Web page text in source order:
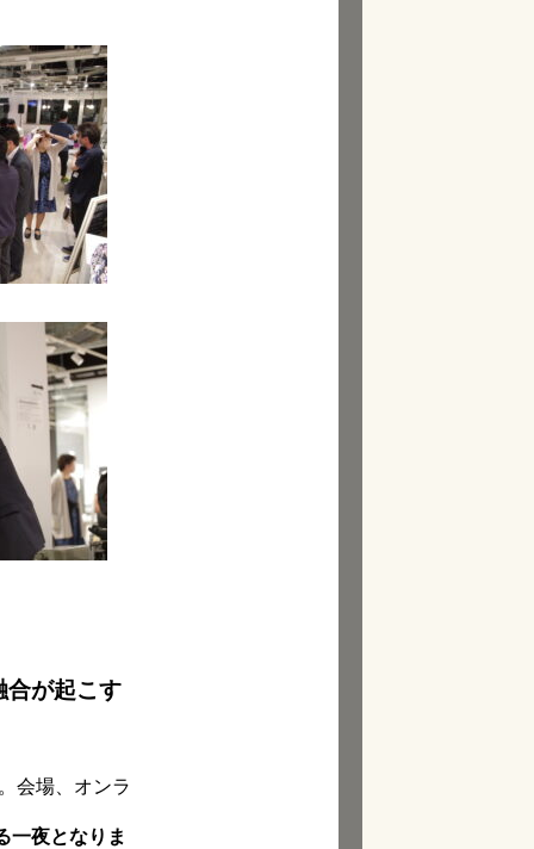
が起こす
会場、オンラ
一夜となりま